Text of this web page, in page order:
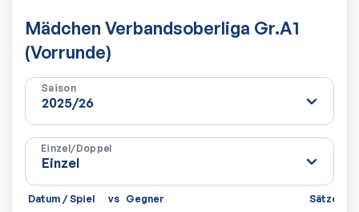
Mädchen Verbandsoberliga Gr.A1
(Vorrunde)
Saison
Einzel/Doppel
Datum / Spiel vs Gegner Sätze